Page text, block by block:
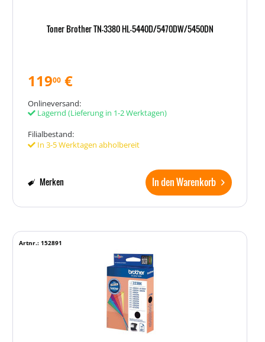
Toner Brother TN-3380 HL-5440D/5470DW/5450DN
11900 €
Onlineversand:
Lagernd (Lieferung in 1-2 Werktagen)
Filialbestand:
In 3-5 Werktagen abholbereit
In den Warenkorb
Merken
Artnr.: 152891